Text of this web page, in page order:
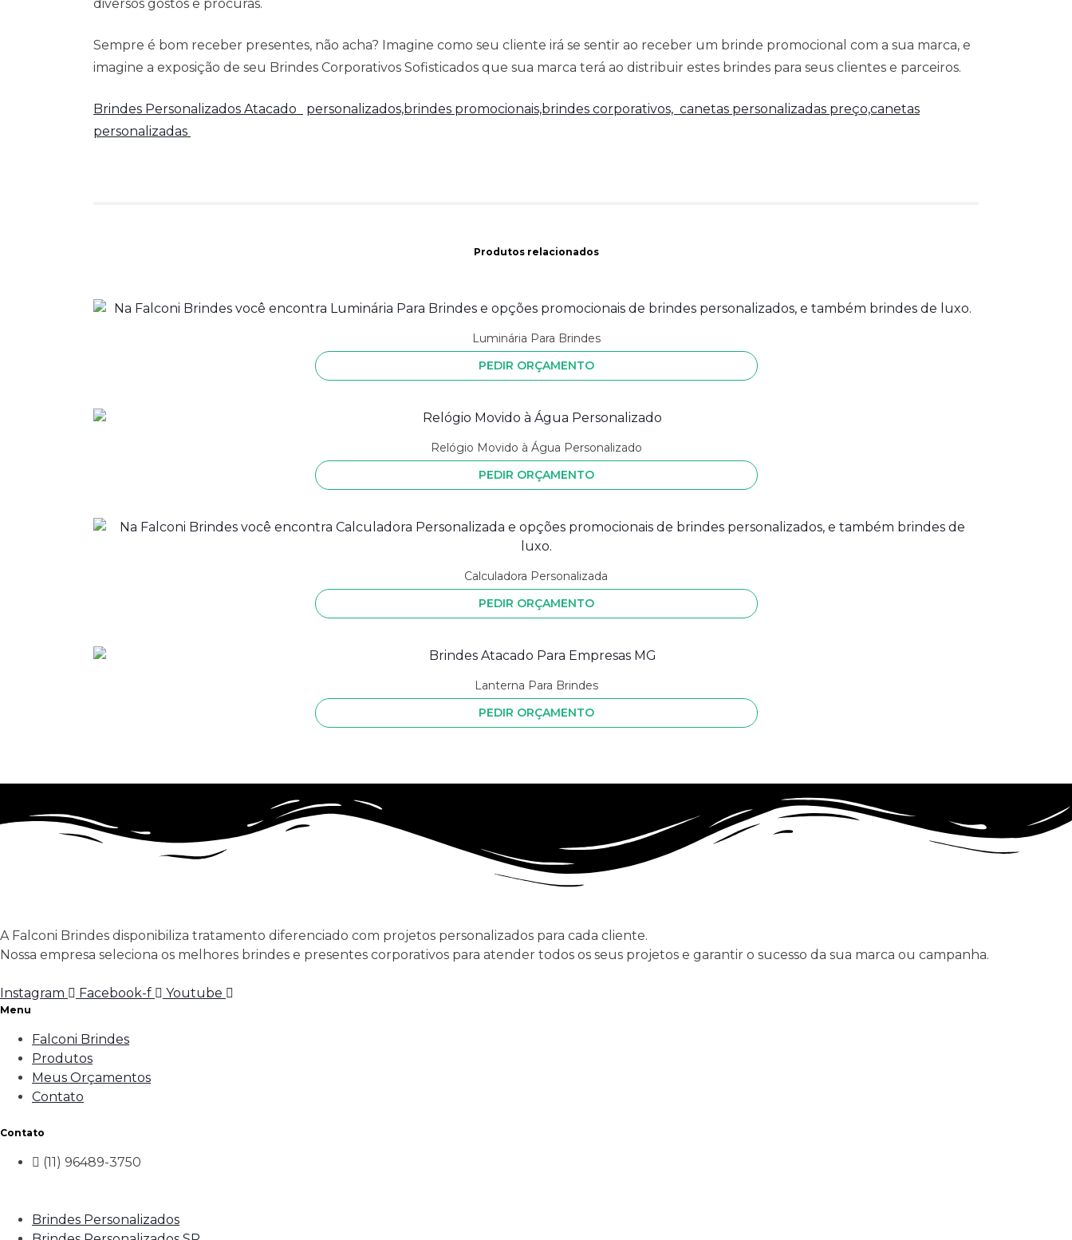
diversos gostos e procuras.
Sempre é bom receber presentes, não acha? Imagine como seu cliente irá se sentir ao receber um brinde promocional com a sua marca, e
imagine a exposição de seu Brindes Corporativos Sofisticados que sua marca terá ao distribuir estes brindes para seus clientes e parceiros.
Brindes Personalizados Atacado personalizados,brindes promocionais,brindes corporativos, canetas personalizadas preço,canetas
personalizadas
Produtos relacionados
Luminária Para Brindes
PEDIR ORÇAMENTO
Relógio Movido à Água Personalizado
PEDIR ORÇAMENTO
Calculadora Personalizada
PEDIR ORÇAMENTO
Lanterna Para Brindes
PEDIR ORÇAMENTO
A Falconi Brindes disponibiliza tratamento diferenciado com projetos personalizados para cada cliente.
Nossa empresa seleciona os melhores brindes e presentes corporativos para atender todos os seus projetos e garantir o sucesso da sua marca ou campanha.
Instagram Facebook-f Youtube
Menu
Falconi Brindes
Produtos
Meus Orçamentos
Contato
Contato
(11) 96489-3750
Brindes Personalizados